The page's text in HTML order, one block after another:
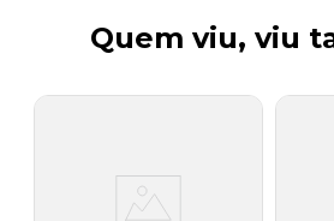
Quem viu, viu